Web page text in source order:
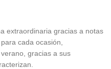
extraordinaria gracias a notas
cada ocasión,
gracias a sus